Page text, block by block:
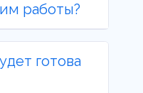
работы?
готова